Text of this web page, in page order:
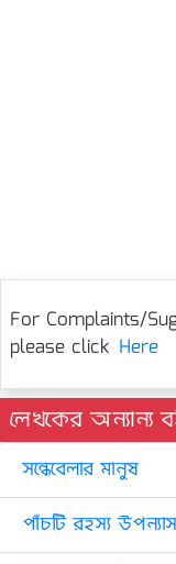
For Complaints/
please click Here
লেখকের অন্যান্য
সন্ধেবেলার মানুষ
পাঁচটি রহস্য উপন্যাস